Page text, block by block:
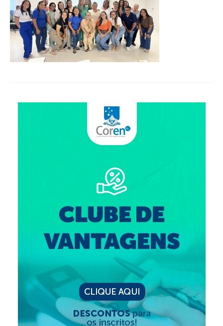
Organograma
Conselheiros e Diretoria
Câmaras Técnicas
Transparência e Prestação de Contas
Eleições Triênio 2027-2029
Eleições Anteriores
Agenda do presidente
Eleições
Fiscalização
Responsabilidade Técnica
Legislações